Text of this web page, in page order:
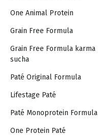
One Animal Protein
Grain Free Formula
Grain Free Formula karma
sucha
Paté Original Formula
Lifestage Paté
Paté Monoprotein Formula
One Protein Paté